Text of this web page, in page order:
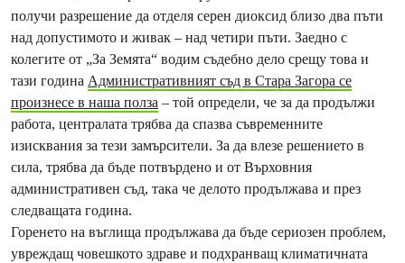
получи разрешение да отделя серен диоксид близо два пъти
над допустимото и живак – над четири пъти. Заедно с
колегите от „За Земята“ водим съдебно дело срещу това и
тази година Административният съд в Стара Загора се
произнесе в наша полза – той определи, че за да продължи
работа, централата трябва да спазва съвременните
изисквания за тези замърсители. За да влезе решението в
сила, трябва да бъде потвърдено и от Върховния
административен съд, така че делото продължава и през
следващата година.
Горенето на въглища продължава да бъде сериозен проблем,
увреждащ човешкото здраве и подхранващ климатичната